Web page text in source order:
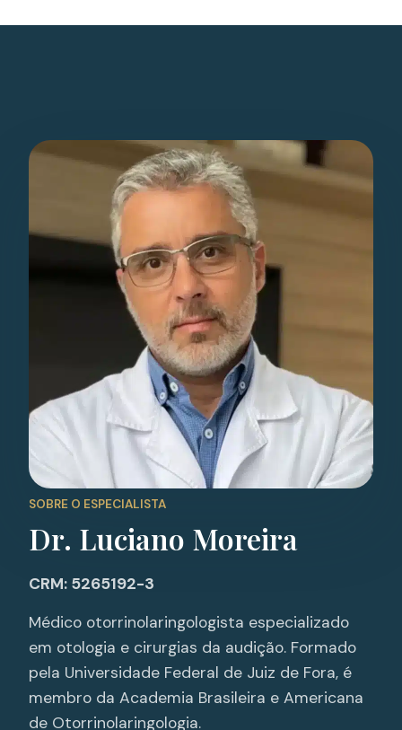
SOBRE O ESPECIALISTA
Dr. Luciano Moreira
CRM: 5265192-3
Médico otorrinolaringologista especializado
em otologia e cirurgias da audição. Formado
pela Universidade Federal de Juiz de Fora, é
membro da Academia Brasileira e Americana
de Otorrinolaringologia.